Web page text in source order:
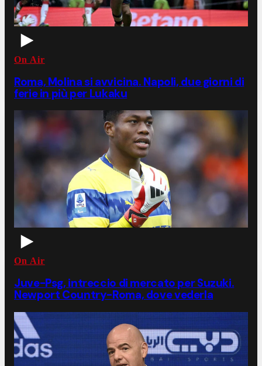
On Air
Roma, Molina si avvicina. Napoli, due giorni di
ferie in più per Lukaku
On Air
Juve-Psg, intreccio di mercato per Suzuki.
Newport Country-Roma, dove vederla